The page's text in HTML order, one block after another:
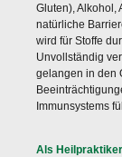
Gluten), Alkohol,
natürliche
wird für Stoffe
Unvollständig
gelangen in den
Immunsystems
Als